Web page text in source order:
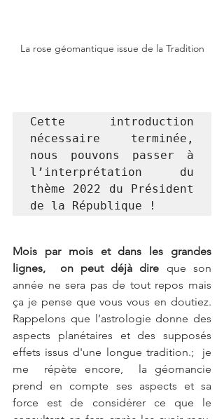
La rose géomantique issue de la Tradition
Cette introduction
nécessaire terminée,
nous pouvons passer à
l’interprétation du
thème 2022 du Président
de la République !
Mois par mois et dans les grandes
lignes,  on peut déjà dire que son
année ne sera pas de tout repos mais
ça je pense que vous vous en doutiez.
Rappelons que l’astrologie donne des
aspects planétaires et des supposés
effets issus d'une longue tradition.;  je
me  répète encore,  la géomancie
prend en compte ses aspects et sa
force est de considérer ce que le